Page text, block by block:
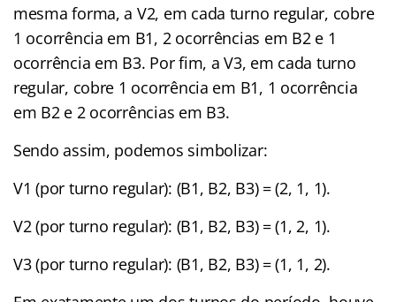
mesma forma, a V2, em cada turno regular, cobre
1 ocorrência em B1, 2 ocorrências em B2 e 1
ocorrência em B3. Por fim, a V3, em cada turno
regular, cobre 1 ocorrência em B1, 1 ocorrência
em B2 e 2 ocorrências em B3.
Sendo assim, podemos simbolizar:
V1 (por turno regular): (B1, B2, B3) = (2, 1, 1).
V2 (por turno regular): (B1, B2, B3) = (1, 2, 1).
V3 (por turno regular): (B1, B2, B3) = (1, 1, 2).